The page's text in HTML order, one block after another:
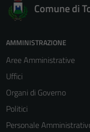
Comune di
AMMINISTRAZIONE
Aree Amministrative
Uffici
Organi di Governo
Politici
Personale